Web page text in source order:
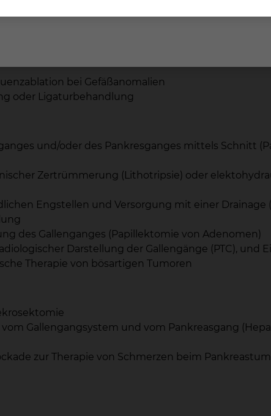
bei Gefäßanomalien
oder Ligaturbehandlung
und/oder des Pankresganges mittels Schnitt
Zertrümmerung (Lithotripsie) oder
Engstellen und Versorgung mit einer Drainage
des Gallenganges (Papillektomie von Adenomen)
Darstellung der Gallengänge (PTC), und
Therapie von bösartigen Tumoren
Gallengangsystem und vom Pankreasgang
zur Therapie von Schmerzen beim